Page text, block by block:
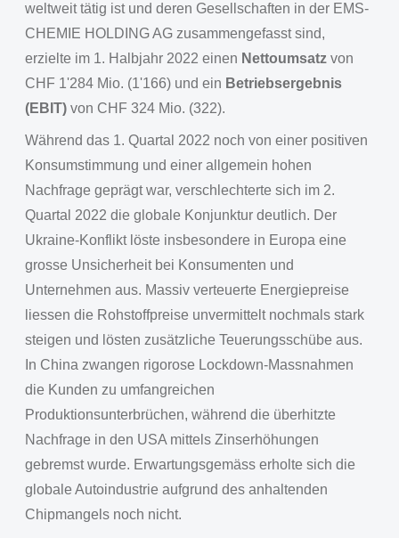
weltweit tätig ist und deren Gesellschaften in der EMS-
CHEMIE HOLDING AG zusammengefasst sind,
erzielte im 1. Halbjahr 2022 einen Nettoumsatz von
CHF 1'284 Mio. (1'166) und ein Betriebsergebnis
(EBIT) von CHF 324 Mio. (322).
Während das 1. Quartal 2022 noch von einer positiven
Konsumstimmung und einer allgemein hohen
Nachfrage geprägt war, verschlechterte sich im 2.
Quartal 2022 die globale Konjunktur deutlich. Der
Ukraine-Konflikt löste insbesondere in Europa eine
grosse Unsicherheit bei Konsumenten und
Unternehmen aus. Massiv verteuerte Energiepreise
liessen die Rohstoffpreise unvermittelt nochmals stark
steigen und lösten zusätzliche Teuerungsschübe aus.
In China zwangen rigorose Lockdown-Massnahmen
die Kunden zu umfangreichen
Produktionsunterbrüchen, während die überhitzte
Nachfrage in den USA mittels Zinserhöhungen
gebremst wurde. Erwartungsgemäss erholte sich die
globale Autoindustrie aufgrund des anhaltenden
Chipmangels noch nicht.